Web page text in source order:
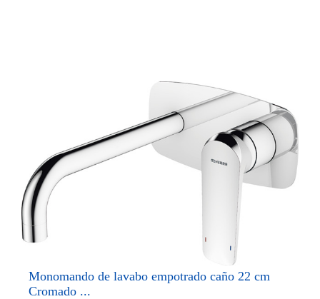
Monomando de lavabo empotrado caño 22 cm
Cromado ...